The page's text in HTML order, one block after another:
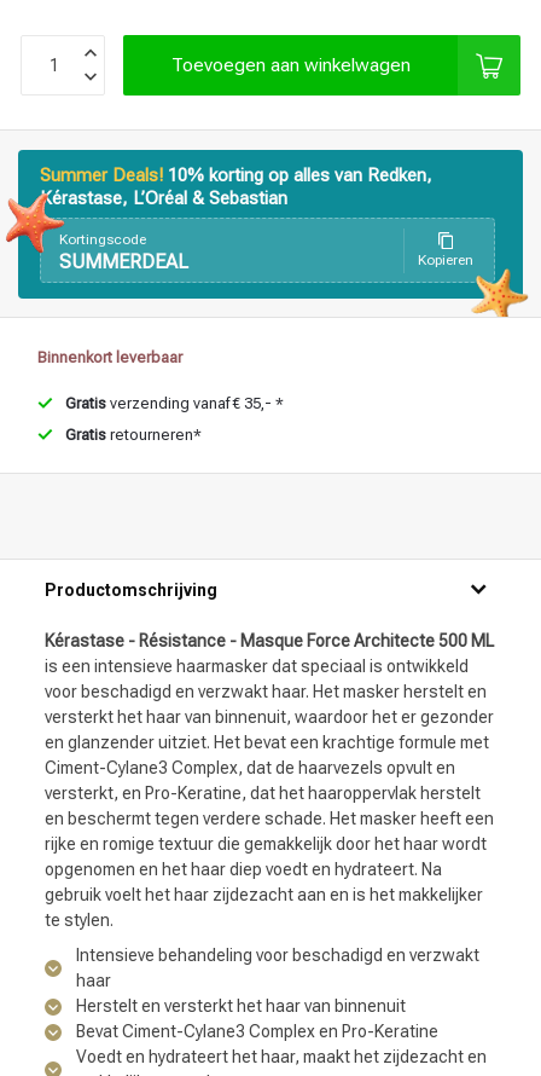
Haarstyling Haarkleuring
Toevoegen aan winkelwagen
Summer Deals! 10% korting op alles van Redken,
Kérastase, L’Oréal & Sebastian
Kortingscode
SUMMERDEAL Kopieren
Binnenkort leverbaar
Gratis verzending vanaf € 35,- *
Gratis retourneren*
Productomschrijving
Kérastase - Résistance - Masque Force Architecte 500 ML
is een intensieve haarmasker dat speciaal is ontwikkeld
voor beschadigd en verzwakt haar. Het masker herstelt en
versterkt het haar van binnenuit, waardoor het er gezonder
en glanzender uitziet. Het bevat een krachtige formule met
Ciment-Cylane3 Complex, dat de haarvezels opvult en
versterkt, en Pro-Keratine, dat het haaroppervlak herstelt
en beschermt tegen verdere schade. Het masker heeft een
rijke en romige textuur die gemakkelijk door het haar wordt
opgenomen en het haar diep voedt en hydrateert. Na
gebruik voelt het haar zijdezacht aan en is het makkelijker
te stylen.
Intensieve behandeling voor beschadigd en verzwakt
haar
Herstelt en versterkt het haar van binnenuit
Bevat Ciment-Cylane3 Complex en Pro-Keratine
Voedt en hydrateert het haar, maakt het zijdezacht en